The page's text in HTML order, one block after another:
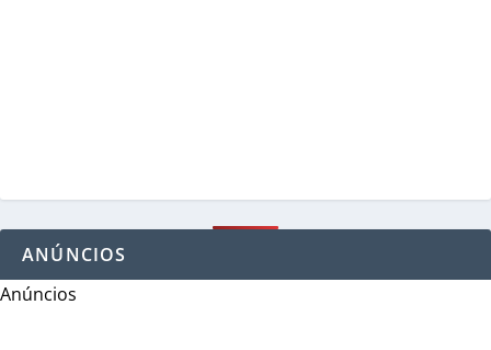
ANÚNCIOS
Anúncios